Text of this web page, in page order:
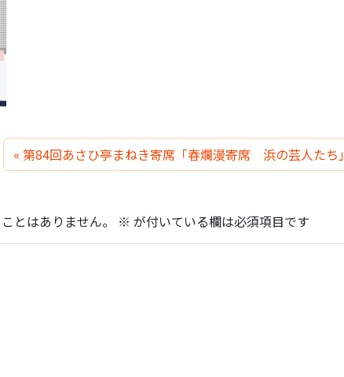
第84回あさひ亭まねき寄席「春爛漫寄席 浜の芸人たち」
とはありません。 ※ が付いている欄は必須項目です